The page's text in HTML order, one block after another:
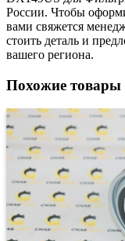
России. Чтобы
вами свяжется
стоить деталь и
вашего региона.
Похожие товары